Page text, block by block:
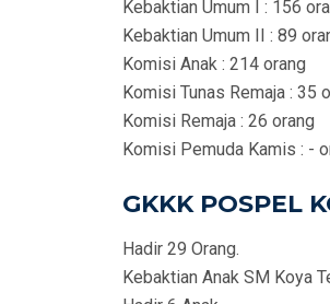
Kebaktian Umum I : 156
Kebaktian Umum II : 89
Komisi Anak : 214 orang
Komisi Tunas Remaja : 35
Komisi Remaja : 26 orang
Komisi Pemuda Kamis : -
GKKK POSPEL
Hadir 29 Orang.
Kebaktian Anak SM Koya